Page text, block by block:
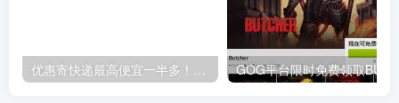
优惠寄快递最高便宜一半多！白鸽惠递